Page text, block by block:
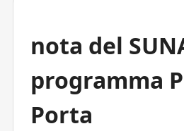
nota del
programma
Porta